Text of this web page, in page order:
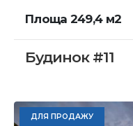
Площа 249,4 м2
Будинок #11
ДЛЯ ПРОДАЖУ